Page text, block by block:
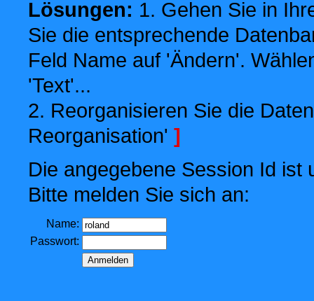
Lösungen: 1. Gehen Sie in
Sie die entsprechende
Feld Name auf 'Ändern'.
'Text'...
2. Reorganisieren Sie die
Reorganisation' ]
Die angegebene Session Id ist
Bitte melden Sie sich an:
Name:
Passwort: